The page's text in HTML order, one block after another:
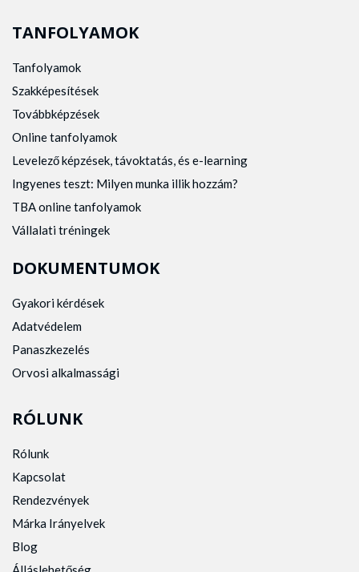
TANFOLYAMOK
Tanfolyamok
Szakképesítések
Továbbképzések
Online tanfolyamok
Levelező képzések, távoktatás, és e-learning
Ingyenes teszt: Milyen munka illik hozzám?
TBA online tanfolyamok
Vállalati tréningek
DOKUMENTUMOK
Gyakori kérdések
Adatvédelem
Panaszkezelés
Orvosi alkalmassági
RÓLUNK
Rólunk
Kapcsolat
Rendezvények
Márka Irányelvek
Blog